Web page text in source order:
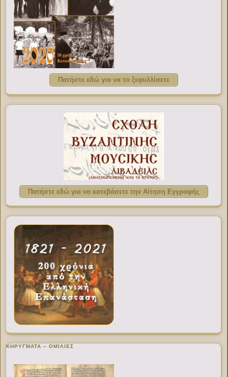
Πατήστε εδώ για να το ξεφυλλίσετε
Πατήστε εδώ για να κατεβάσετε την Αίτηση Εγγραφής
ΚΗΡΥΓΜΑΤΑ – ΟΜΙΛΙΕΣ